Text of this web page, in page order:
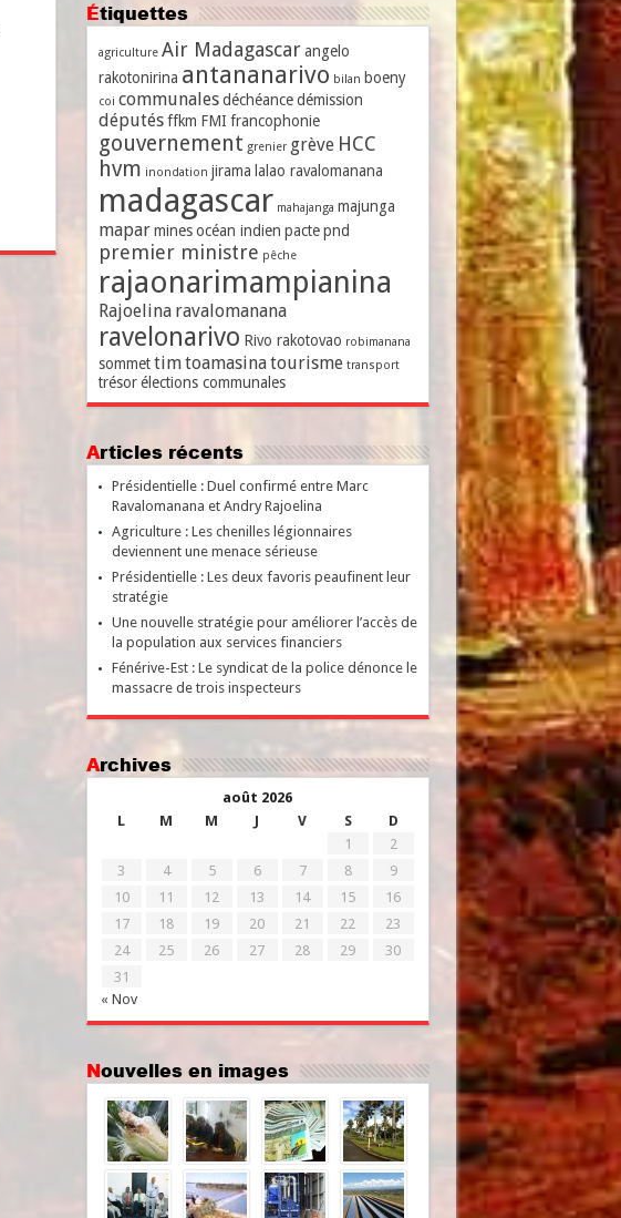
Étiquettes
agriculture Air Madagascar angelo
rakotonirina antananarivo bilan boeny
coi communales déchéance démission
députés ffkm FMI francophonie
gouvernement grenier grève HCC
hvm inondation jirama lalao ravalomanana
madagascar mahajanga majunga
mapar mines océan indien pacte pnd
premier ministre pêche
rajaonarimampianina
Rajoelina ravalomanana
ravelonarivo Rivo rakotovao robimanana
sommet timtoamasinatourisme transport
trésor élections communales
Articles récents
Présidentielle : Duel confirmé entre Marc
Ravalomanana et Andry Rajoelina
Agriculture : Les chenilles légionnaires
deviennent une menace sérieuse
Présidentielle : Les deux favoris peaufinent leur
stratégie
Une nouvelle stratégie pour améliorer l’accès de
la population aux services financiers
Fénérive-Est : Le syndicat de la police dénonce le
massacre de trois inspecteurs
Archives
août 2026
L
M M J V S D
« Nov
1
2
3
4 5 6 7 8
9
10
11 12 13 14 15
16
17
18 19 20 21 22
23
24
25 26 27 28 29
30
31
Nouvelles en images